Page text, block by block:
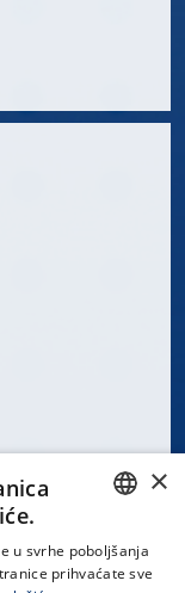
CROATIAN
×
u svrhe poboljšanja
prihvaćate sve